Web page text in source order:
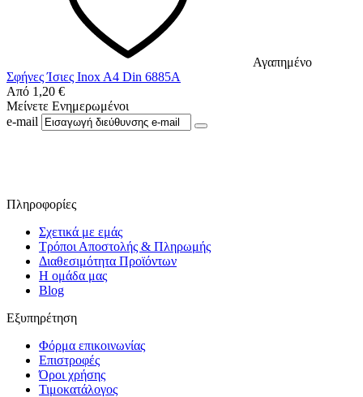
Αγαπημένο
Σφήνες Ίσιες Inox A4 Din 6885A
Από 1,20 €
Μείνετε Ενημερωμένοι
e-mail
Πληροφορίες
Σχετικά με εμάς
Τρόποι Αποστολής & Πληρωμής
Διαθεσιμότητα Προϊόντων
Η ομάδα μας
Blog
Εξυπηρέτηση
Φόρμα επικοινωνίας
Επιστροφές
Όροι χρήσης
Τιμοκατάλογος